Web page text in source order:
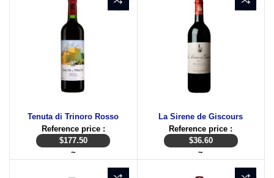
Tenuta di Trinoro Rosso
Reference price :
$177.50
~
La Sirene de Giscours
Reference price :
$36.60
~